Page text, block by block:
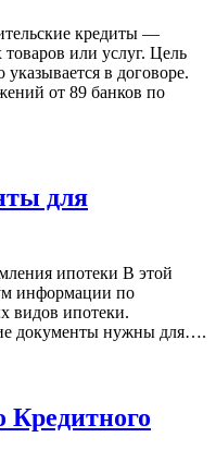
кредиты —
или услуг. Цель
указывается в договоре.
от 89 банков по
для
ипотеки В этой
информации по
видов ипотеки.
документы нужны для….